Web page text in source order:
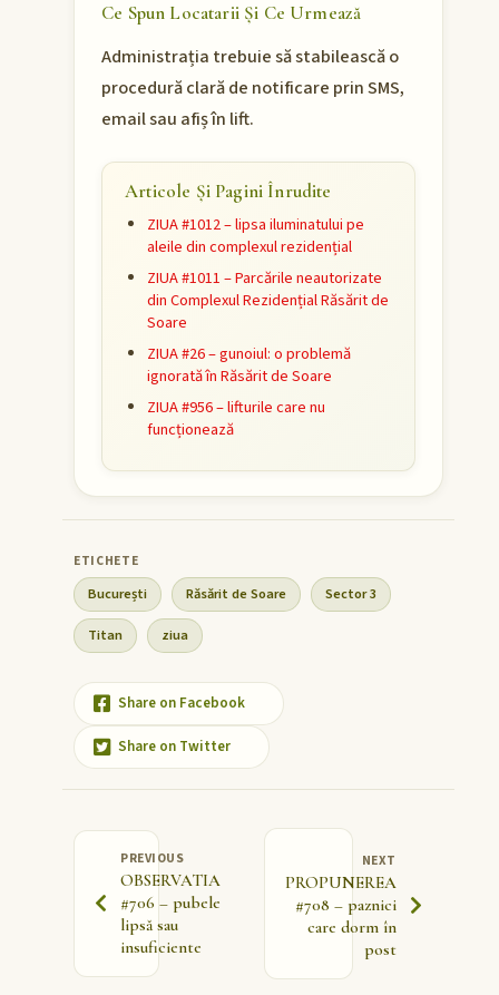
Ce Spun Locatarii Și Ce Urmează
Administrația trebuie să stabilească o
procedură clară de notificare prin SMS,
email sau afiș în lift.
Articole Și Pagini Înrudite
ZIUA #1012 – lipsa iluminatului pe
aleile din complexul rezidențial
ZIUA #1011 – Parcările neautorizate
din Complexul Rezidențial Răsărit de
Soare
ZIUA #26 – gunoiul: o problemă
ignorată în Răsărit de Soare
ZIUA #956 – lifturile care nu
funcționează
București Răsărit de Soare Sector 3
Titan ziua
Share on Facebook
Share on Twitter
PREVIOUS
OBSERVATIA
#706 – pubele
lipsă sau
insuficiente
NEXT
PROPUNEREA
#708 – paznici
care dorm în
post